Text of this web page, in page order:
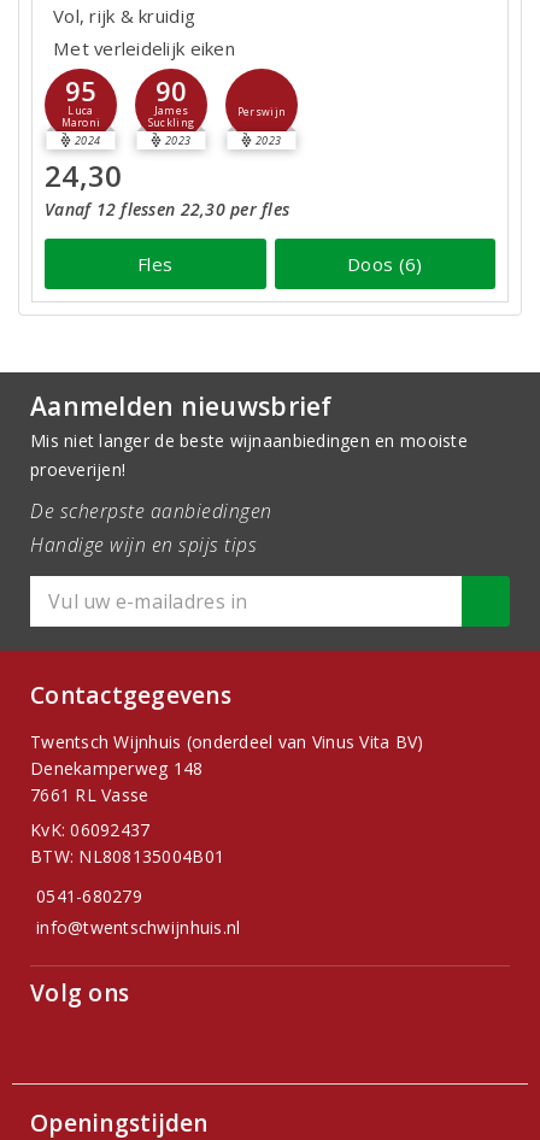
Vol, rijk & kruidig
Met verleidelijk eiken
95
Luca
Maroni
2024
90
James
Suckling
2023
Perswijn
2023
24,30
Vanaf 12 flessen 22,30 per fles
Fles Doos (6)
Aanmelden nieuwsbrief
Mis niet langer de beste wijnaanbiedingen en mooiste
proeverijen!
De scherpste aanbiedingen
Handige wijn en spijs tips
Contactgegevens
Twentsch Wijnhuis (onderdeel van Vinus Vita BV)
Denekamperweg 148
7661 RL Vasse
KvK: 06092437
BTW: NL808135004B01
0541-680279
info@twentschwijnhuis.nl
Volg ons
Openingstijden